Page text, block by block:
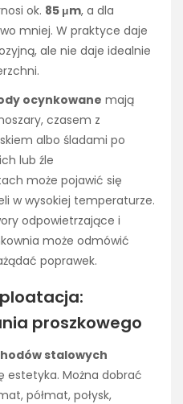
ok. 85 μm, a dla
mniej. W praktyce daje
ale nie daje idealnie
ocynkowane mają
czasem z
albo śladami po
lub źle
może pojawić się
w wysokiej temperaturze.
odpowietrzające i
może odmówić
poprawek.
proszkowego
stalowych
estetyka. Można dobrać
półmat, połysk,